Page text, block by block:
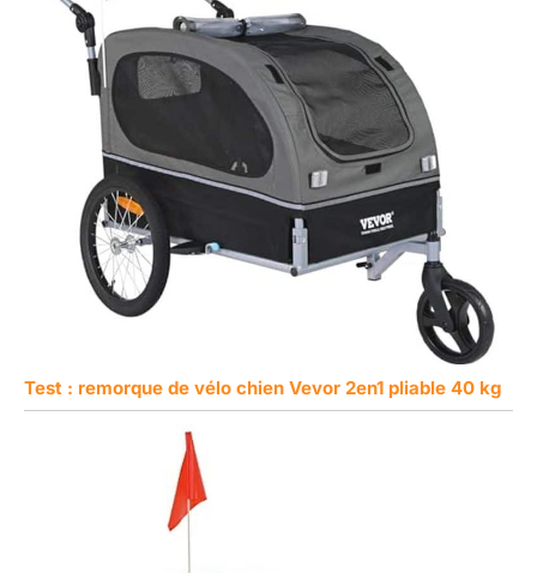
Test : remorque de vélo chien Vevor 2en1 pliable 40 kg